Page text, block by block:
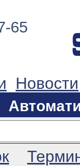
65
Новости